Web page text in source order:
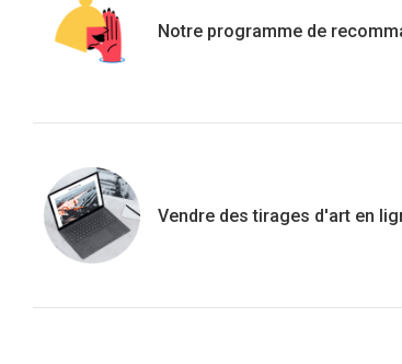
Notre programme de
Vendre des tirages d'art en